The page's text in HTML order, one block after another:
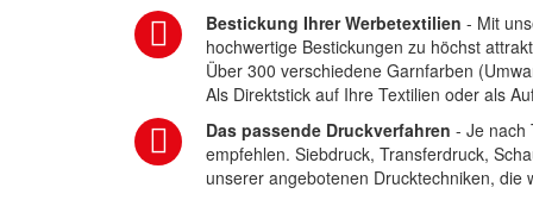
Bestickung Ihrer Werbetextilien - Mit
hochwertige Bestickungen zu höchst
Über 300 verschiedene Garnfarben
Als Direktstick auf Ihre Textilien oder als
Das passende Druckverfahren - Je nach
empfehlen. Siebdruck, Transferdruck,
unserer angebotenen Drucktechniken,